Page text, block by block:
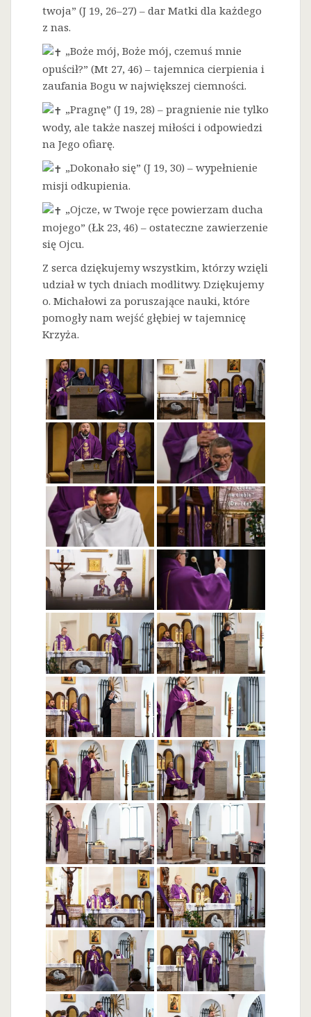
twoja” (J 19, 26–27) – dar Matki dla każdego
z nas.
„Boże mój, Boże mój, czemuś mnie
opuścił?” (Mt 27, 46) – tajemnica cierpienia i
zaufania Bogu w największej ciemności.
„Pragnę” (J 19, 28) – pragnienie nie tylko
wody, ale także naszej miłości i odpowiedzi
na Jego ofiarę.
„Dokonało się” (J 19, 30) – wypełnienie
misji odkupienia.
„Ojcze, w Twoje ręce powierzam ducha
mojego” (Łk 23, 46) – ostateczne zawierzenie
się Ojcu.
Z serca dziękujemy wszystkim, którzy wzięli
udział w tych dniach modlitwy. Dziękujemy
o. Michałowi za poruszające nauki, które
pomogły nam wejść głębiej w tajemnicę
Krzyża.